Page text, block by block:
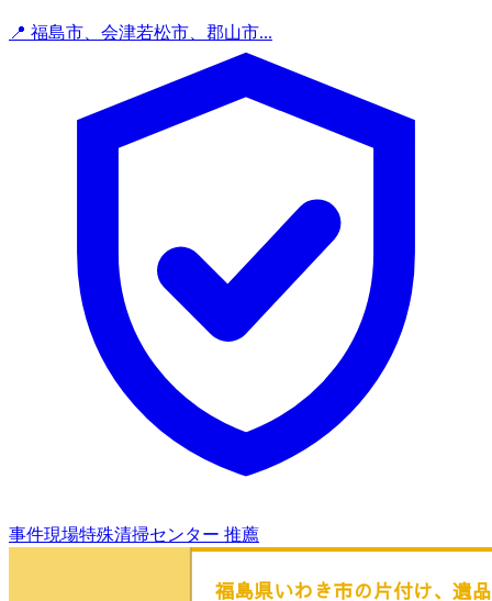
📍 福島市、会津若松市、郡山市...
事件現場特殊清掃センター 推薦